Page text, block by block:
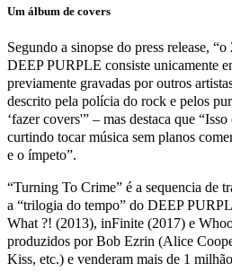
Um álbum de covers
Segundo a sinopse do press release,
DEEP PURPLE consiste unicamente
previamente gravadas por outros
descrito pela polícia do rock e pelos
‘fazer covers'” – mas destaca que
curtindo tocar música sem planos
e o ímpeto”.
“Turning To Crime” é a sequencia de
a “trilogia do tempo” do DEEP
What ?! (2013), inFinite (2017) e
produzidos por Bob Ezrin (Alice
Kiss, etc.) e venderam mais de 1